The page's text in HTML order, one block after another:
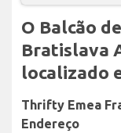
O Balcão
Bratislava
localizado
Thrifty Emea
Endereço